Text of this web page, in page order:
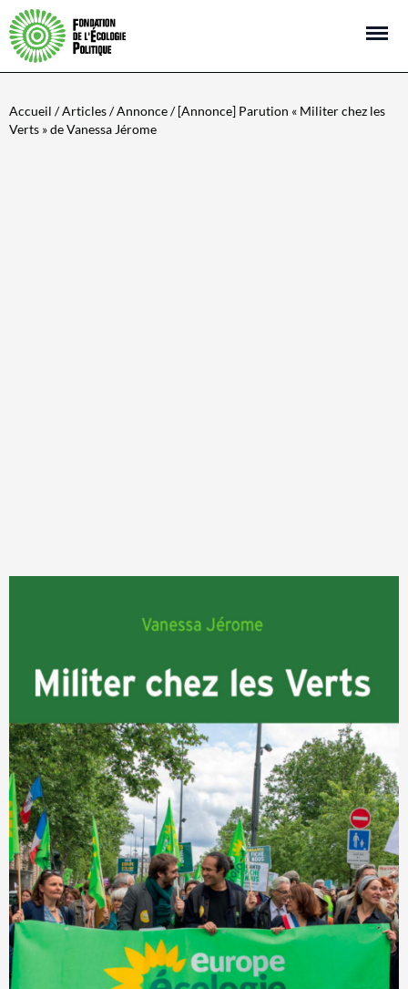
Open
Accueil /Articles/Annonce/ [Annonce] Parution « Militer chez les
Verts » de Vanessa Jérome